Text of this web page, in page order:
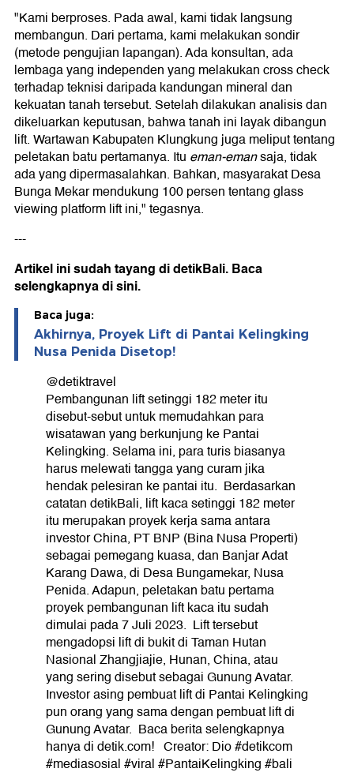
"Kami berproses. Pada awal, kami tidak langsung
membangun. Dari pertama, kami melakukan sondir
(metode pengujian lapangan). Ada konsultan, ada
lembaga yang independen yang melakukan cross check
terhadap teknisi daripada kandungan mineral dan
kekuatan tanah tersebut. Setelah dilakukan analisis dan
dikeluarkan keputusan, bahwa tanah ini layak dibangun
lift. Wartawan Kabupaten Klungkung juga meliput tentang
peletakan batu pertamanya. Itu eman-emansaja, tidak
ada yang dipermasalahkan. Bahkan, masyarakat Desa
Bunga Mekar mendukung 100 persen tentang glass
viewing platform lift ini," tegasnya.
---
Artikel ini sudah tayang di detikBali.Baca
selengkapnya di sini.
Baca juga:
Akhirnya, Proyek Lift di Pantai Kelingking
Nusa Penida Disetop!
@detiktravel
Pembangunan lift setinggi 182 meter itu
disebut-sebut untuk memudahkan para
wisatawan yang berkunjung ke Pantai
Kelingking. Selama ini, para turis biasanya
harus melewati tangga yang curam jika
hendak pelesiran ke pantai itu.⁣ ⁣ Berdasarkan
catatan detikBali, lift kaca setinggi 182 meter
itu merupakan proyek kerja sama antara
investor China, PT BNP (Bina Nusa Properti)
sebagai pemegang kuasa, dan Banjar Adat
Karang Dawa, di Desa Bungamekar, Nusa
Penida. Adapun, peletakan batu pertama
proyek pembangunan lift kaca itu sudah
dimulai pada 7 Juli 2023.⁣ ⁣ Lift tersebut
mengadopsi lift di bukit di Taman Hutan
Nasional Zhangjiajie, Hunan, China, atau
yang sering disebut sebagai Gunung Avatar.
Investor asing pembuat lift di Pantai Kelingking
pun orang yang sama dengan pembuat lift di
Gunung Avatar.⁣ ⁣ Baca berita selengkapnya
hanya di detik.com! ⁣ ⁣ Creator: Dio⁣ #detikcom
#mediasosial #viral #PantaiKelingking #bali